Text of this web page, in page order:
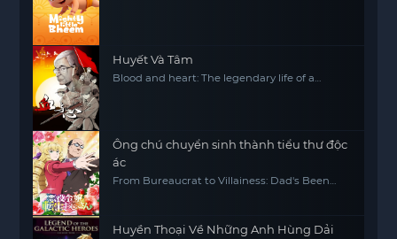
Huyết Và Tâm
Blood and heart: The legendary life of a
Ông chú chuyển sinh thành tiểu thư độc
ác
From Bureaucrat to Villainess: Dad's Been
Huyền Thoại Về Những Anh Hùng Dải